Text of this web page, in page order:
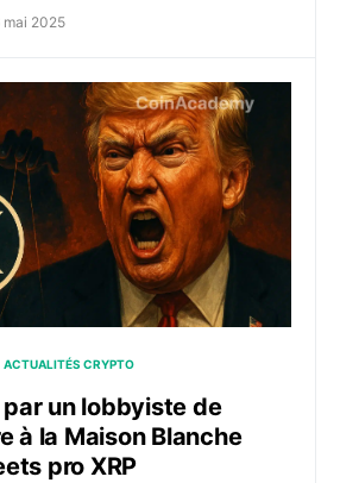
mai 2025
un lobbyiste de Ripple : colère à la
ACTUALITÉS CRYPTO
un lobbyiste de
à la Maison Blanche
pro XRP